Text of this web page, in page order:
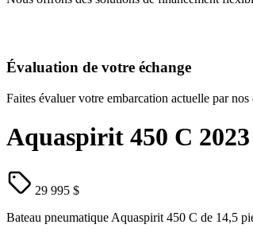
Évaluation de votre échange
Faites évaluer votre embarcation actuelle par
Aquaspirit 450 C 2023
29 995 $
Bateau pneumatique Aquaspirit 450 C de 14,5